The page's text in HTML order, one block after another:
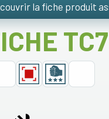
la fiche produit